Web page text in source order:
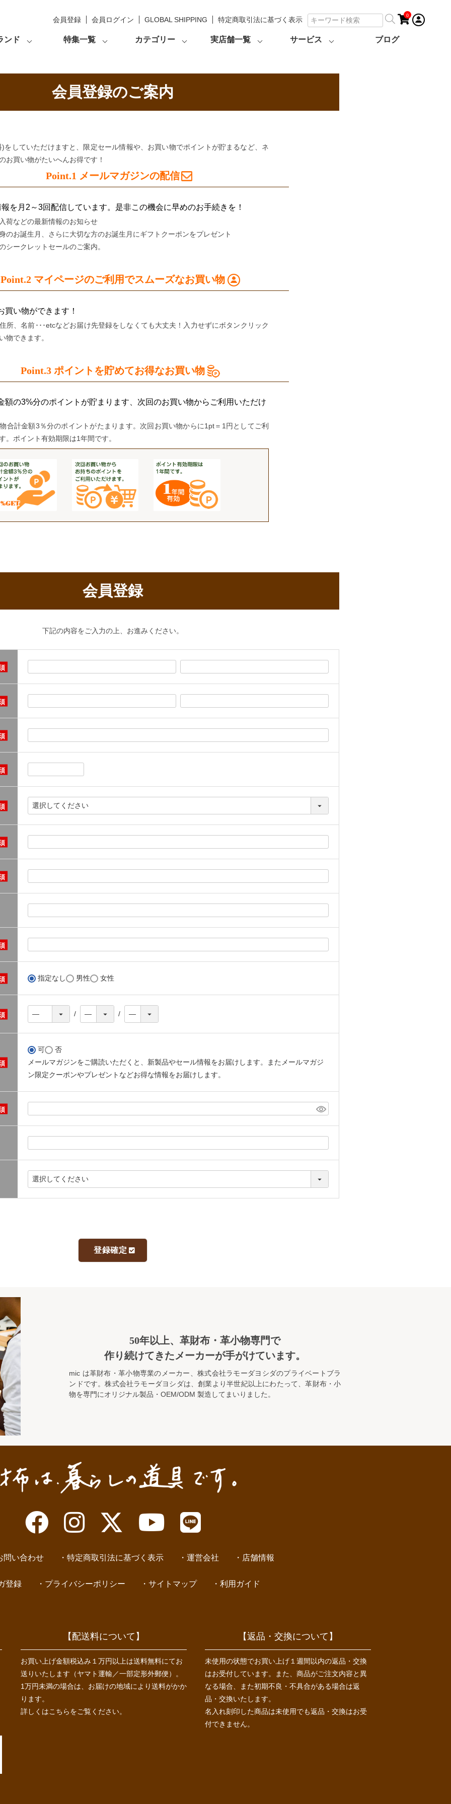
会員登録 会員ログイン GLOBAL SHIPPING 特定商取引法に基づく表示
0
ンド 特集一覧 カテゴリー 実店舗一覧 サービス ブログ
会員登録のご案内
をしていただけますと、限定セール情報や、お買い物でポイントが貯まるなど、ネ
お買い物がたいへんお得です！
Point.1 メールマガジンの配信
を月2～3回配信しています。是非この機会に早めのお手続きを！
荷などの最新情報のお知らせ
のお誕生月、さらに大切な方のお誕生月にギフトクーポンをプレゼント
シークレットセールのご案内。
Point.2 マイページのご利用でスムーズなお買い物
買い物ができます！
所、名前･･･etcなどお届け先登録をしなくても大丈夫！入力せずにボタンクリック
物できます。
Point.3 ポイントを貯めてお得なお買い物
額の3%分のポイントが貯まります、次回のお買い物からご利用いただけ
合計金額3％分のポイントがたまります。次回お買い物からに1pt＝1円としてご利
。ポイント有効期限は1年間です。
会員登録
下記の内容をご入力の上、お進みください。
指定なし 男性 女性
可
否
メールマガジンをご購読いただくと、新製品やセール情報をお届けします。またメールマガジ
ン限定クーポンやプレゼントなどお得な情報をお届けします。
50年以上、革財布・革小物専門で
作り続けてきたメーカーが手がけています。
mic は革財布・革小物専業のメーカー、株式会社ラモーダヨシダのプライベートブラ
ンドです。株式会社ラモーダヨシダは、創業より半世紀以上にわたって、革財布・小
物を専門にオリジナル製品・OEM/ODM 製造してまいりました。
問い合わせ 特定商取引法に基づく表示 運営会社 店舗情報
登録 プライバシーポリシー サイトマップ 利用ガイド
【配送料について】
お買い上げ金額税込み１万円以上は送料無料にてお
送りいたします（ヤマト運輸／一部定形外郵便）。
1万円未満の場合は、お届けの地域により送料がかか
ります。
詳しくはこちらをご覧ください。
【返品・交換について】
未使用の状態でお買い上げ１週間以内の返品・交換
はお受付しています。また、商品がご注文内容と異
なる場合、また初期不良・不具合がある場合は返
品・交換いたします。
名入れ刻印した商品は未使用でも返品・交換はお受
付できません。